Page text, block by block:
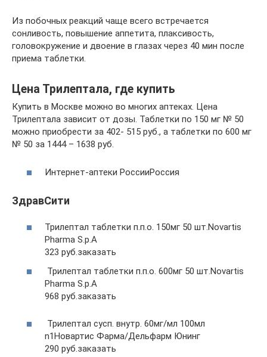
Из побочных реакций чаще всего встречается
сонливость, повышение аппетита, плаксивость,
головокружение и двоение в глазах через 40 мин после
приема таблетки.
Цена Трилептала, где купить
Купить в Москве можно во многих аптеках. Цена
Трилептала зависит от дозы. Таблетки по 150 мг № 50
можно приобрести за 402- 515 руб., а таблетки по 600 мг
№ 50 за 1444 – 1638 руб.
Интернет-аптеки РоссииРоссия
ЗдравСити
Трилептал таблетки п.п.о. 150мг 50 шт.Novartis
Pharma S.р.A
323 руб.заказать
Трилептал таблетки п.п.о. 600мг 50 шт.Novartis
Pharma S.р.A
968 руб.заказать
Трилептал сусп. внутр. 60мг/мл 100мл
n1Новартис Фарма/Дельфарм Юнинг
290 руб.заказать